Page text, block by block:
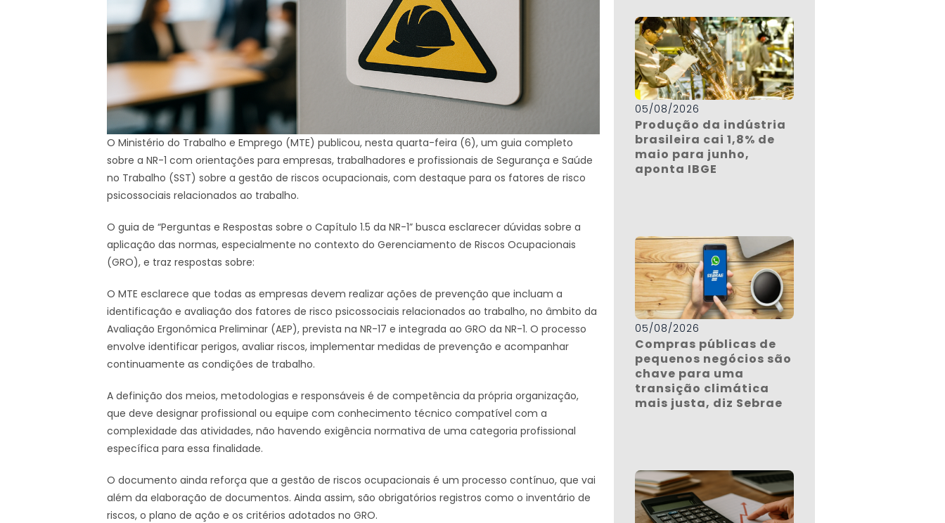
O Ministério do Trabalho e Emprego (MTE) publicou, nesta quarta-feira (6), um guia completo
sobre a NR-1 com orientações para empresas, trabalhadores e profissionais de Segurança e Saúde
no Trabalho (SST) sobre a gestão de riscos ocupacionais, com destaque para os fatores de risco
psicossociais relacionados ao trabalho.
O guia de “Perguntas e Respostas sobre o Capítulo 1.5 da NR-1” busca esclarecer dúvidas sobre a
aplicação das normas, especialmente no contexto do Gerenciamento de Riscos Ocupacionais
(GRO), e traz respostas sobre:
O MTE esclarece que todas as empresas devem realizar ações de prevenção que incluam a
identificação e avaliação dos fatores de risco psicossociais relacionados ao trabalho, no âmbito da
Avaliação Ergonômica Preliminar (AEP), prevista na NR-17 e integrada ao GRO da NR-1. O processo
envolve identificar perigos, avaliar riscos, implementar medidas de prevenção e acompanhar
continuamente as condições de trabalho.
A definição dos meios, metodologias e responsáveis é de competência da própria organização,
que deve designar profissional ou equipe com conhecimento técnico compatível com a
complexidade das atividades, não havendo exigência normativa de uma categoria profissional
específica para essa finalidade.
O documento ainda reforça que a gestão de riscos ocupacionais é um processo contínuo, que vai
além da elaboração de documentos. Ainda assim, são obrigatórios registros como o inventário de
riscos, o plano de ação e os critérios adotados no GRO.
05/08/2026
Produção da indústria
brasileira cai 1,8% de
maio para junho,
aponta IBGE
05/08/2026
Compras públicas de
pequenos negócios são
chave para uma
transição climática
mais justa, diz Sebrae